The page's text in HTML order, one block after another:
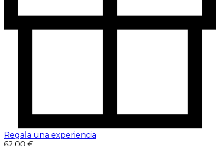
Regala una experiencia